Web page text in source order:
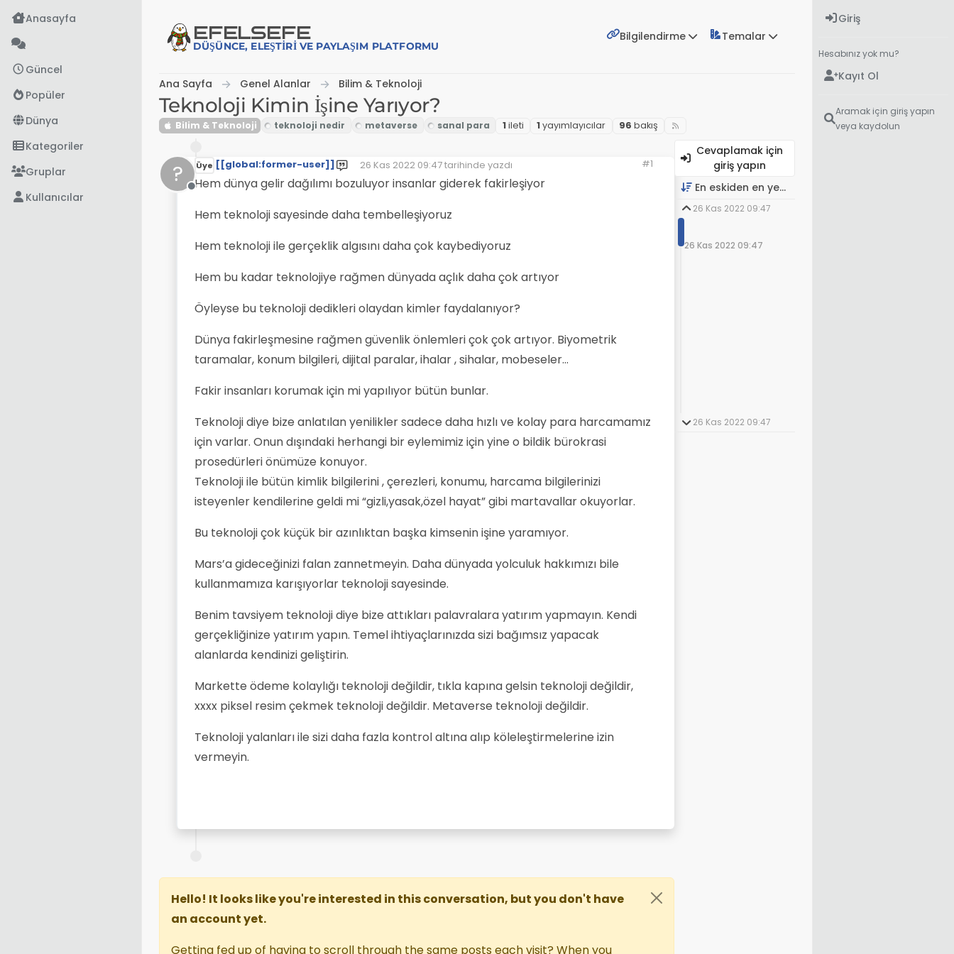
İçeriğe atla
Anasayfa
Güncel
Popüler
Dünya
Kategoriler
Gruplar
Kullanıcılar
EFELSEFE
DÜŞÜNCE, ELEŞTIRI VE PAYLAŞIM PLATFORMU
Bilgilendirme Temalar
Ana Sayfa Genel Alanlar Bilim & Teknoloji
Teknoloji Kimin İşine Yarıyor?
Bilim & Teknoloji 1i̇leti 1yayımlayıcılar 96 bakış
?
Çevrimdışı
Üye [[global:former-user]] 26 Kas 2022 09:47tarihinde yazdı
Son düzenleyen:
#1
Hem dünya gelir dağılımı bozuluyor insanlar giderek fakirleşiyor
Hem teknoloji sayesinde daha tembelleşiyoruz
Hem teknoloji ile gerçeklik algısını daha çok kaybediyoruz
Hem bu kadar teknolojiye rağmen dünyada açlık daha çok artıyor
Öyleyse bu teknoloji dedikleri olaydan kimler faydalanıyor?
Dünya fakirleşmesine rağmen güvenlik önlemleri çok çok artıyor. Biyometrik
taramalar, konum bilgileri, dijital paralar, ihalar , sihalar, mobeseler...
Fakir insanları korumak için mi yapılıyor bütün bunlar.
Teknoloji diye bize anlatılan yenilikler sadece daha hızlı ve kolay para harcamamız
için varlar. Onun dışındaki herhangi bir eylemimiz için yine o bildik bürokrasi
prosedürleri önümüze konuyor.
Teknoloji ile bütün kimlik bilgilerini , çerezleri, konumu, harcama bilgilerinizi
isteyenler kendilerine geldi mi “gizli,yasak,özel hayat” gibi martavallar okuyorlar.
Bu teknoloji çok küçük bir azınlıktan başka kimsenin işine yaramıyor.
Mars’a gideceğinizi falan zannetmeyin. Daha dünyada yolculuk hakkımızı bile
kullanmamıza karışıyorlar teknoloji sayesinde.
Benim tavsiyem teknoloji diye bize attıkları palavralara yatırım yapmayın. Kendi
gerçekliğinize yatırım yapın. Temel ihtiyaçlarınızda sizi bağımsız yapacak
alanlarda kendinizi geliştirin.
Markette ödeme kolaylığı teknoloji değildir, tıkla kapına gelsin teknoloji değildir,
xxxx piksel resim çekmek teknoloji değildir. Metaverse teknoloji değildir.
Teknoloji yalanları ile sizi daha fazla kontrol altına alıp köleleştirmelerine izin
vermeyin.
Hello! It looks like you're interested in this conversation, but you don't have
an account yet.
Getting fed up of having to scroll through the same posts each visit? When you
Cevaplamak için
giriş yapın
En eskiden en yeniye
26 Kas 2022 09:47
26 Kas 2022 09:47
26 Kas 2022 09:47
Giriş
Hesabınız yok mu?
Kayıt Ol
Aramak için giriş yapın
veya kaydolun